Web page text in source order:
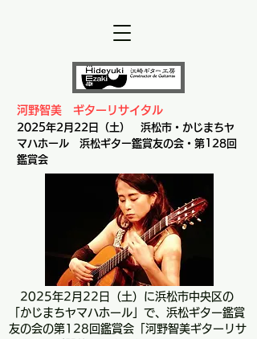
河野智美 ギターリサイタル
​2025年2月22 日（土） 浜松市・かじまちヤ
マハホール 浜松ギター鑑賞友の会・第128回
鑑賞会
2025年2月22日（土）に浜松市中央区の
「かじまちヤマハホール」で、浜松ギター鑑賞
友の会の第128回鑑賞会「河野智美ギターリサ